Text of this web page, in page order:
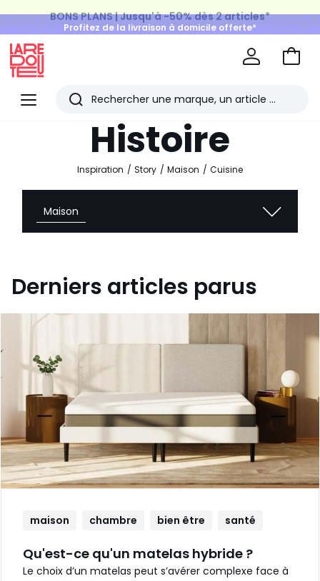
Profitez de la livraison à domicile offerte*
sur tous vos achats Mode & Maison
Menu
Redoute
Rechercher
derniers
articles
consultés
Aller
Histoire
Inspiration Story Maison Cuisine
Maison
Derniers articles parus
maison chambre bien être santé
Qu'est-ce qu'un matelas hybride ?
Le choix d’un matelas peut s’avérer complexe face à